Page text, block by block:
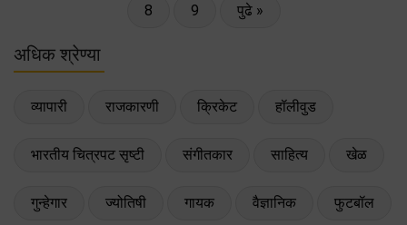
8 9 पुढे »
अधिक श्रेण्या
व्यापारी राजकारणी क्रिकेट हॉलीवुड
भारतीय चित्रपट सृष्टी संगीतकार साहित्य खेळ
गुन्हेगार ज्योतिषी गायक वैज्ञानिक फुटबॉल